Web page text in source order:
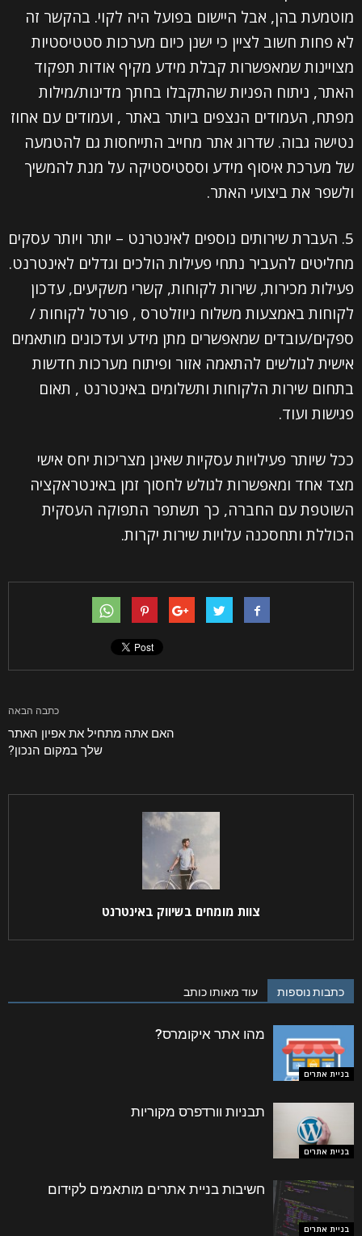
מוטמעת בהן, אבל היישום בפועל היה לקוי. בהקשר זה
לא פחות חשוב לציין כי ישנן כיום מערכות סטטיסטיות
מצויינות שמאפשרות קבלת מידע מקיף אודות תפקוד
האתר, ניתוח הפניות שהתקבלו בחתך מדינות/מילות
מפתח, העמודים הנצפים ביותר באתר , ועמודים עם אחוז
נטישה גבוה. שדרוג אתר מחייב התייחסות גם להטמעה
של מערכת איסוף מידע וססטיסטיקה על מנת להמשיך
ולשפר את ביצועי האתר.
5. העברת שירותים נוספים לאינטרנט – יותר ויותר עסקים
מחליטים להעביר נתחי פעילות הולכים וגדלים לאינטרנט.
פעילות מכירות, שירות לקוחות, קשרי משקיעים, עדכון
לקוחות באמצעות משלוח ניוזלטרס , פורטל לקוחות /
ספקים/עובדים שמאפשרים מתן מידע ועדכונים מותאמים
אישית לגולשים להתאמה אזור ופיתוח מערכות חדשות
בתחום שירות הלקוחות ותשלומים באינטרנט , תאום
פגישות ועוד.
ככל שיותר פעילויות עסקיות שאינן מצריכות יחס אישי
מצד אחד ומאפשרות לגולש לחסוך זמן באינטראקציה
השוטפת עם החברה, כך תשתפר התפוקה העסקית
הכוללת ותחסכנה עלויות שירות יקרות.
כתבה הבאה
האם אתה מתחיל את אפיון האתר
שלך במקום הנכון?
צוות מומחים בשיווק באינטרנט
כתבות נוספות עוד מאותו כותב
בניית אתרים
מהו אתר איקומרס?
בניית אתרים
תבניות וורדפרס מקוריות
בניית אתרים
חשיבות בניית אתרים מותאמים לקידום
האימייל שלך (חובה)
נושא